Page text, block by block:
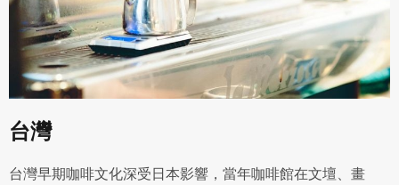
台灣
台灣早期咖啡文化深受日本影響，當年咖啡館在文壇、畫